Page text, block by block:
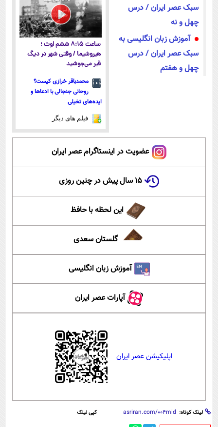
سبک عصر ایران / درس
چهل و نه
آموزش زبان انگلیسی به
سبک عصر ایران / درس
چهل و هفتم
ساعت ۸:۱۵ ششم اوت ؛
هیروشیما / وقتی شهر در دیگ
قیر می‌جوشید
محمدباقر خرازی کیست؟
روحانی جنجالی با ادعاها و
ایده‌های تخیلی
فیلم های دیگر
عضویت در اینستاگرام عصر ایران
۱۵ سال پیش در چنین روزی
این لحظه با حافظ
گلستان سعدی
آموزش زبان انگلیسی
آپارات عصر ایران
اپلیکیشن عصر ایران
لینک کوتاه: کپی لینک